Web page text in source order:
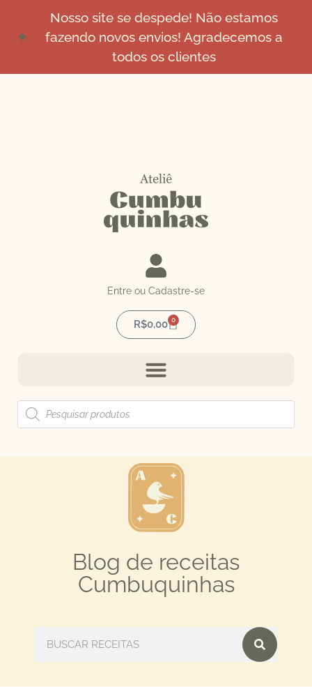
Nosso site se despede! Não estamos
fazendo novos envios! Agradecemos a
todos os clientes
Entre ou Cadastre-se
R$0,00 0
Blog de receitas
Cumbuquinhas